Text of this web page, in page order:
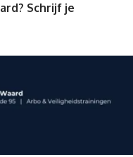
Schrijf je